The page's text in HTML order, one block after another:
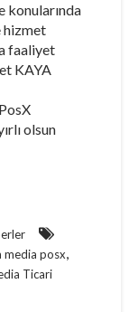
konularında
hizmet
faaliyet
KAYA
olsun
media posx,
Ticari